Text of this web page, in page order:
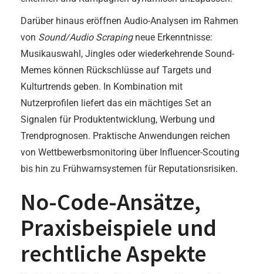
Darüber hinaus eröffnen Audio-Analysen im Rahmen
von Sound/Audio Scrapingneue Erkenntnisse:
Musikauswahl, Jingles oder wiederkehrende Sound-
Memes können Rückschlüsse auf Targets und
Kulturtrends geben. In Kombination mit
Nutzerprofilen liefert das ein mächtiges Set an
Signalen für Produktentwicklung, Werbung und
Trendprognosen. Praktische Anwendungen reichen
von Wettbewerbsmonitoring über Influencer-Scouting
bis hin zu Frühwarnsystemen für Reputationsrisiken.
No-Code-Ansätze,
Praxisbeispiele und
rechtliche Aspekte